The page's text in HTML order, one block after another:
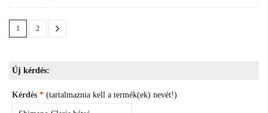
1 2
Új kérdés:
Kérdés * (tartalmaznia kell a termék(ek) nevét!)